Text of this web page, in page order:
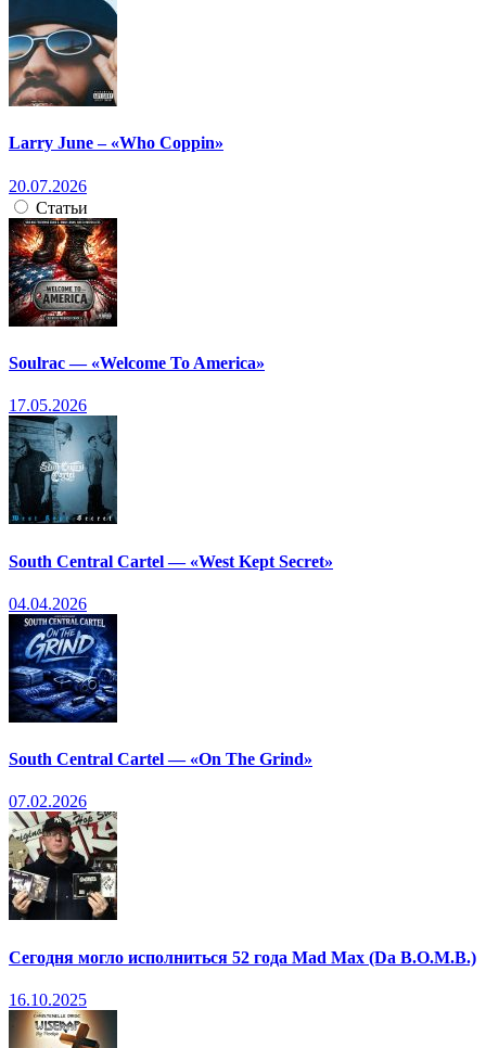
Larry June – «Who Coppin»
20.07.2026
Статьи
Soulrac — «Welcome To America»
17.05.2026
South Central Cartel — «West Kept Secret»
04.04.2026
South Central Cartel — «On The Grind»
07.02.2026
Сегодня могло исполниться 52 года Mad Max (Da B.O.M.B.)
16.10.2025